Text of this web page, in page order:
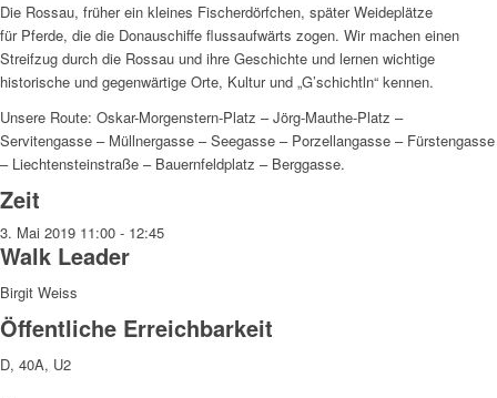
Die Rossau, früher ein kleines Fischerdörfchen, später Weideplätze
für Pferde, die die Donauschiffe flussaufwärts zogen. Wir machen einen
Streifzug durch die Rossau und ihre Geschichte und lernen wichtige
historische und gegenwärtige Orte, Kultur und „G’schichtln“ kennen.
Unsere Route: Oskar-Morgenstern-Platz – Jörg-Mauthe-Platz –
Servitengasse – Müllnergasse – Seegasse – Porzellangasse – Fürstengasse
– Liechtensteinstraße – Bauernfeldplatz – Berggasse.
Zeit
3. Mai 2019 11:00 - 12:45
Walk Leader
Birgit Weiss
Öffentliche Erreichbarkeit
D, 40A, U2